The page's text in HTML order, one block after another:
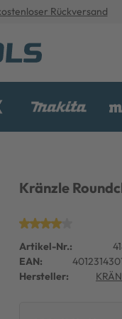
Rückversand
Kränzle
Artikel-Nr.:
EAN:
Hersteller: